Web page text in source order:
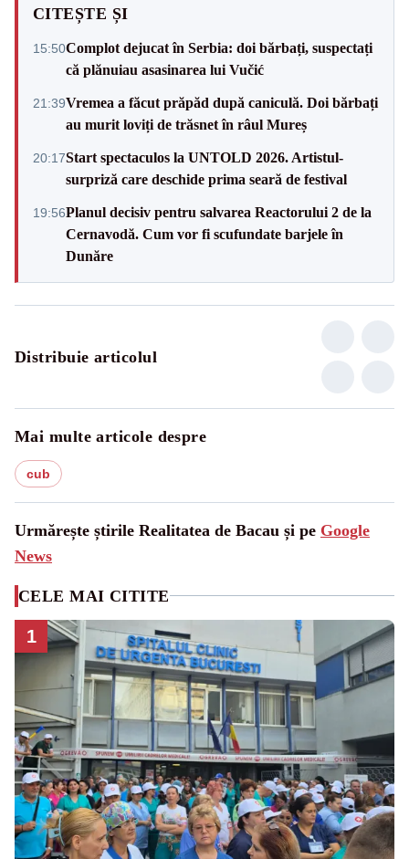
CITEȘTE ȘI
15:50Complot dejucat în Serbia: doi bărbați, suspectați
că plănuiau asasinarea lui Vučić
21:39Vremea a făcut prăpăd după caniculă. Doi bărbați
au murit loviți de trăsnet în râul Mureș
20:17Start spectaculos la UNTOLD 2026. Artistul-
surpriză care deschide prima seară de festival
19:56Planul decisiv pentru salvarea Reactorului 2 de la
Cernavodă. Cum vor fi scufundate barjele în
Dunăre
Distribuie articolul
Mai multe articole despre
cub
Urmărește știrile Realitatea de Bacau și pe Google
News
CELE MAI CITITE
1